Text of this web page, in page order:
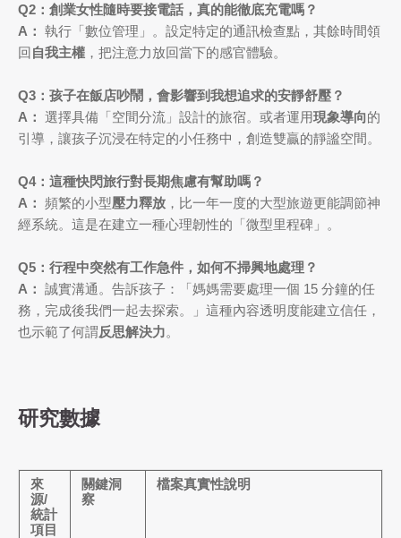
Q2：創業女性隨時要接電話，真的能徹底充電嗎？
A： 執行「數位管理」。設定特定的通訊檢查點，其餘時間領
回 自我主權 ，把注意力放回當下的感官體驗。
Q3：孩子在飯店吵鬧，會影響到我想追求的安靜舒壓？
A： 選擇具備「空間分流」設計的旅宿。或者運用現象導向的
引導，讓孩子沉浸在特定的小任務中，創造雙贏的靜謐空間。
Q4：這種快閃旅行對長期焦慮有幫助嗎？
A： 頻繁的小型壓力釋放 ，比一年一度的大型旅遊更能調節神
經系統。這是在建立一種心理韌性的「微型里程碑」。
Q5：行程中突然有工作急件，如何不掃興地處理？
A： 誠實溝通。告訴孩子：「媽媽需要處理一個 15 分鐘的任
務，完成後我們一起去探索。」這種內容透明度能建立信任，
也示範了何謂反思解決力。
研究數據
來
源/
統計
項目
關鍵洞
察
檔案真實性說明